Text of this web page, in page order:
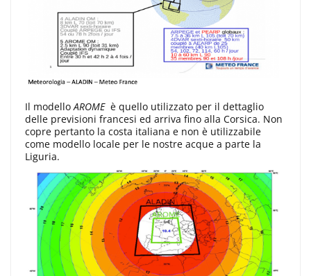
Il modelloAROME è quello utilizzato per il dettaglio
delle previsioni francesi ed arriva fino alla Corsica. Non
copre pertanto la costa italiana e non è utilizzabile
come modello locale per le nostre acque a parte la
Liguria.